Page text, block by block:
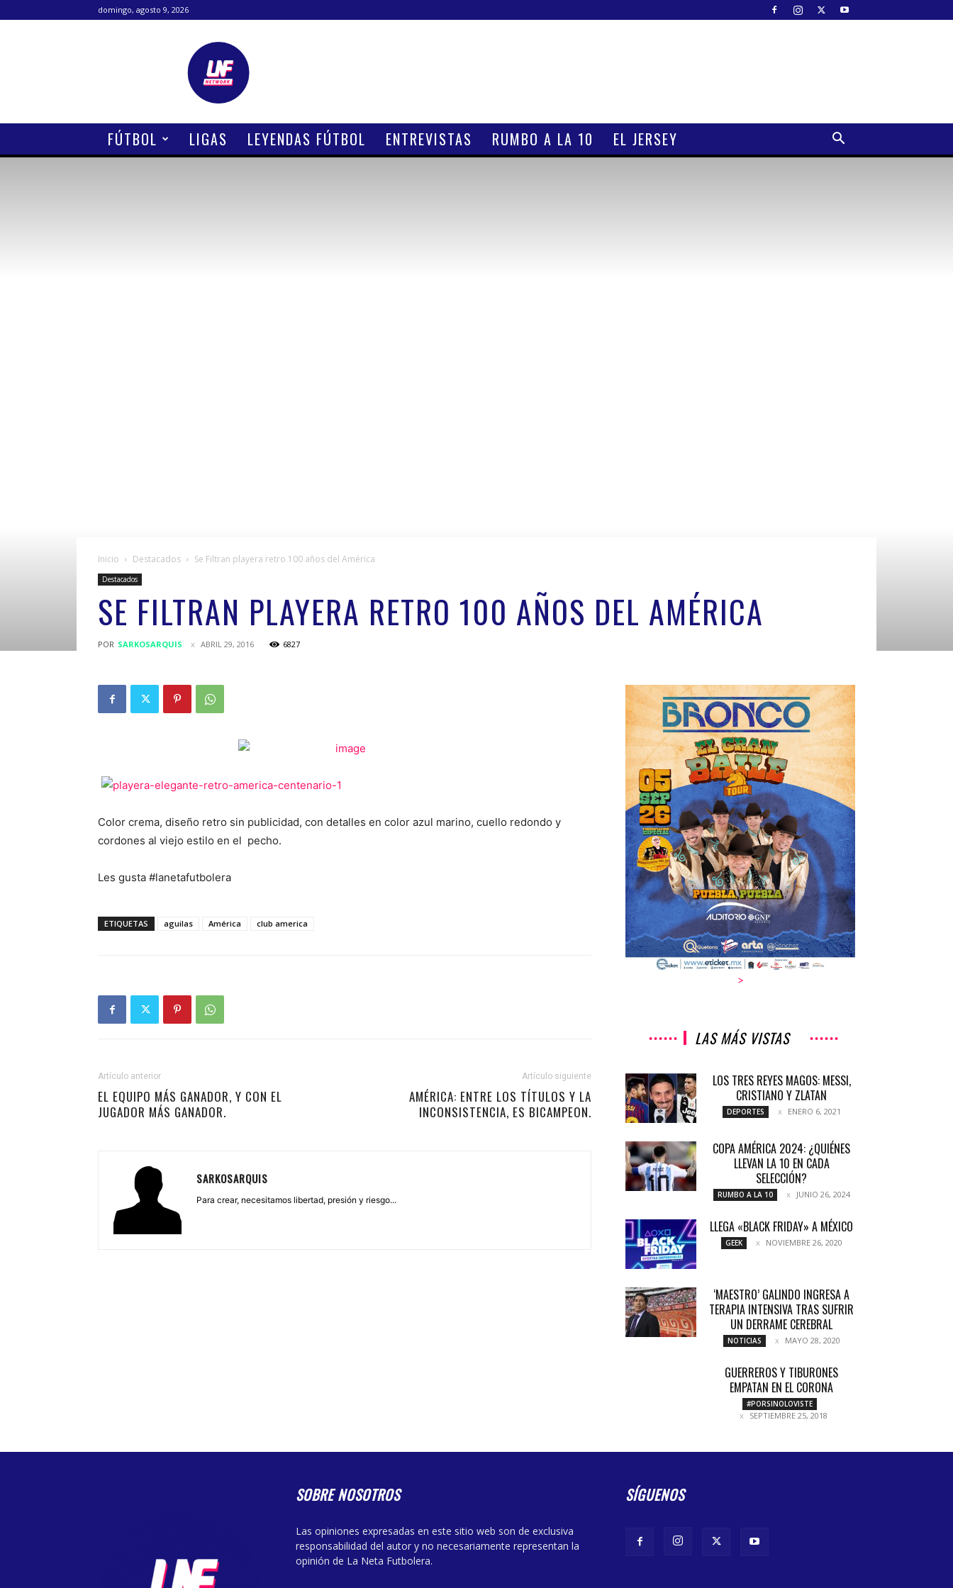
domingo, agosto 9, 2026
Lanetafutbolera
FÚTBOL LIGAS LEYENDAS FÚTBOL ENTREVISTAS RUMBO A LA 10 EL JERSEY
Inicio Destacados Se Filtran playera retro 100 años del América
Destacados
SE FILTRAN PLAYERA RETRO 100 AÑOS DEL AMÉRICA
POR SARKOSARQUIS ABRIL 29, 2016 6827
Color crema, diseño retro sin publicidad, con detalles en color azul marino, cuello redondo y
cordones al viejo estilo en el pecho.
Les gusta #lanetafutbolera
ETIQUETAS aguilas América club america
Artículo anterior
EL EQUIPO MÁS GANADOR, Y CON EL
JUGADOR MÁS GANADOR.
Artículo siguiente
AMÉRICA: ENTRE LOS TÍTULOS Y LA
INCONSISTENCIA, ES BICAMPEON.
SARKOSARQUIS
Para crear, necesitamos libertad, presión y riesgo...
>
LAS MÁS VISTAS
LOS TRES REYES MAGOS: MESSI,
CRISTIANO Y ZLATAN
DEPORTES ENERO 6, 2021
COPA AMÉRICA 2024: ¿QUIÉNES
LLEVAN LA 10 EN CADA
SELECCIÓN?
RUMBO A LA 10 JUNIO 26, 2024
LLEGA «BLACK FRIDAY» A MÉXICO
GEEK NOVIEMBRE 26, 2020
‘MAESTRO’ GALINDO INGRESA A
TERAPIA INTENSIVA TRAS SUFRIR
UN DERRAME CEREBRAL
NOTICIAS MAYO 28, 2020
GUERREROS Y TIBURONES
EMPATAN EN EL CORONA
#PORSINOLOVISTE
SEPTIEMBRE 25, 2018
SOBRE NOSOTROS
Las opiniones expresadas en este sitio web son de exclusiva
responsabilidad del autor y no necesariamente representan la
opinión de La Neta Futbolera.
SÍGUENOS